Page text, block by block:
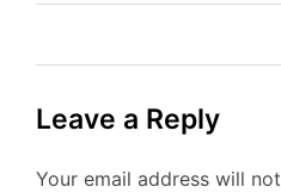
Leave a Reply
Your email address will